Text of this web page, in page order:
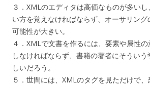
３．XMLのエディタは高価なものが多い
い方を覚えなければならず、オーサリング
可能性が大きい。
４．XMLで文書を作るには、要素や属性
しなければならず、書籍の著者にそうい
しいだろう。
５．世間には、XMLのタグを見ただけで